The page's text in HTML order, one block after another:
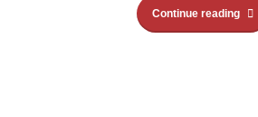
Continue reading